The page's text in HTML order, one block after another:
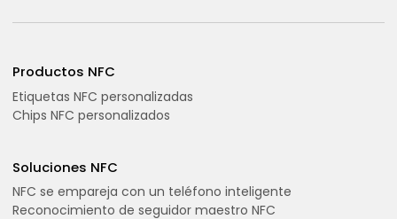
Productos NFC
Etiquetas NFC personalizadas
Chips NFC personalizados
Soluciones NFC
NFC se empareja con un teléfono inteligente
Reconocimiento de seguidor maestro NFC